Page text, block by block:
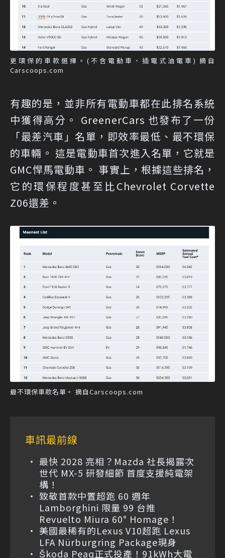
更環保的車款選擇。(不含電動車、插電式油電車) 摘自
Carscoops.com
有趣的是，並非所有電動車都在此排名系統
中獲得高分。 GreenerCars 也發布了一份
「最差汽車」名單，即效率最低、最不環保
的車輛。 這是電動車首次進入名單，它就是
GMC悍馬電動車。 事實上，根據這些排名，
它的環保程度甚至比Chevrolet Corvette
Z06還差。
最不環保車款名單。 摘自Carscoops.com
車訊最前線
最快 2028 亮相？Mazda 社長揭露次
世代 MX-5 研發細節 首度支援純電架
構！
致敬首款中置超跑 60 週年
Lamborghini 限量 99 台推
Revuelto Miura 60° Homage！
美國最稀有的Lexus V10超跑 Lexus
LFA Nürburgring Package現身
Škoda Peaq正式投產！91kWh大電